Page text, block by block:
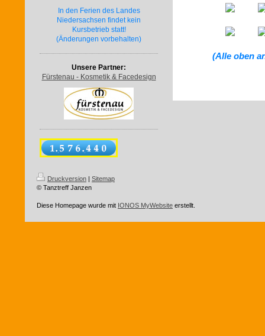
In den Ferien des Landes
Niedersachsen findet kein
Kursbetrieb statt!
(Änderungen vorbehalten)
Unsere Partner:
Fürstenau - Kosmetik & Facedesign
(Alle oben
Druckversion
Sitemap
© Tanztreff Janzen
Diese Homepage wurde mit IONOS MyWebsite erstellt.